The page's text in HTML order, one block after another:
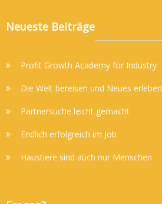
Neueste Beiträge
Profit Growth Academy for Industry
Die Welt bereisen und Neues erleben
Partnersuche leicht gemacht
Endlich erfolgreich im Job
Haustiere sind auch nur Menschen